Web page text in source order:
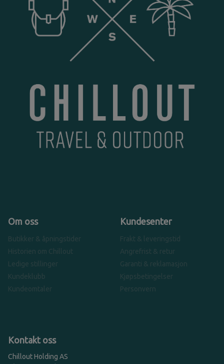
Om oss
Butikker & åpningstider
Historien om Chillout
Ledige stillinger
Kundeklubb
Kundeomtaler
Kundesenter
Frakt & leveringstid
Angrefrist & retur
Garanti & reklamasjon
Kjøpsbetingelser
Personvern
Kontakt oss
Chillout Holding AS